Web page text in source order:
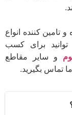
تامین کننده انواع
برای کسب
و سایر مقاطع
تماس بگیرید.